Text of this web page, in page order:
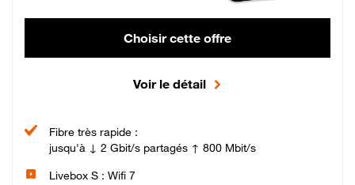
Choisir cette offre
Voir le détail
Fibre très rapide :
jusqu'à ↓ 2 Gbit/s partagés ↑ 800 Mbit/s
Livebox S : Wifi 7